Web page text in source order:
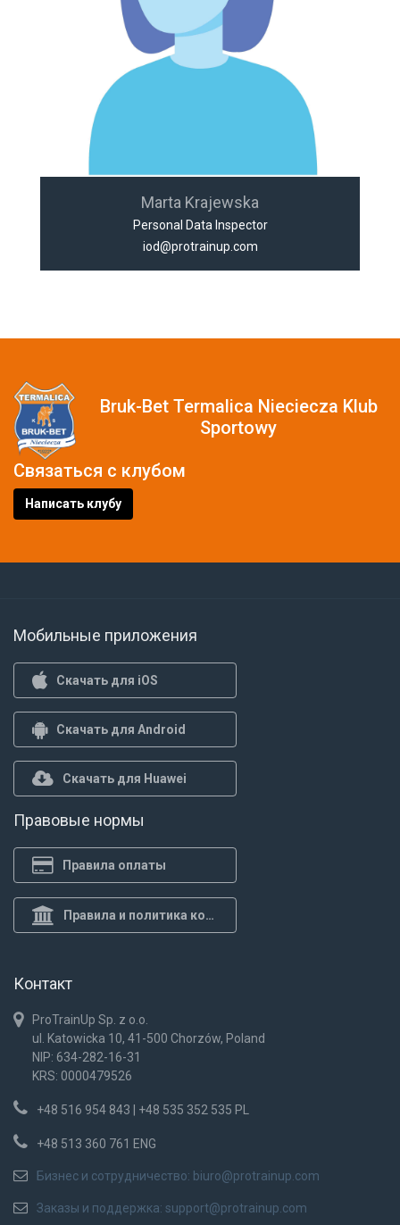
Marta Krajewska
Personal Data Inspector
iod@protrainup.com
Bruk-Bet Termalica Nieciecza Klub
Sportowy
Связаться с клубом
Написать клубу
Мобильные приложения
Скачать для iOS
Скачать для Android
Скачать для Huawei
Правовые нормы
Правила оплаты
Правила и политика конф.
Контакт
ProTrainUp Sp. z o.o.
ul. Katowicka 10, 41-500 Chorzów, Poland
NIP: 634-282-16-31
KRS: 0000479526
+48 516 954 843 | +48 535 352 535 PL
+48 513 360 761 ENG
Бизнес и сотрудничество: biuro@protrainup.com
Заказы и поддержка: support@protrainup.com